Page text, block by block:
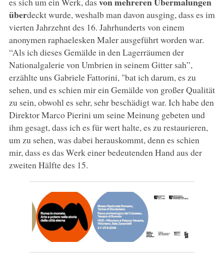
überdeckt wurde, weshalb man davon ausging, dass es im
vierten Jahrzehnt des 16. Jahrhunderts von einem
anonymen raphaelesken Maler ausgeführt worden war.
“Als ich dieses Gemälde in den Lagerräumen der
Nationalgalerie von Umbrien in seinem Gitter sah”,
erzählte uns Gabriele Fattorini, "bat ich darum, es zu
sehen, und es schien mir ein Gemälde von großer Qualität
zu sein, obwohl es sehr, sehr beschädigt war. Ich habe den
Direktor Marco Pierini um seine Meinung gebeten und
ihm gesagt, dass ich es für wert halte, es zu restaurieren,
um zu sehen, was dabei herauskommt, denn es schien
mir, dass es das Werk einer bedeutenden Hand aus der
zweiten Hälfte des 15.